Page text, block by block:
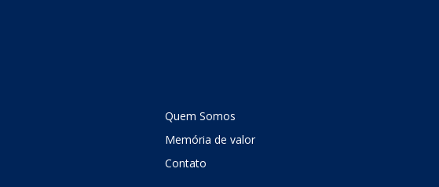
Quem Somos
Memória de valor
Contato